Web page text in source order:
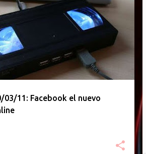
03/11: Facebook el nuevo